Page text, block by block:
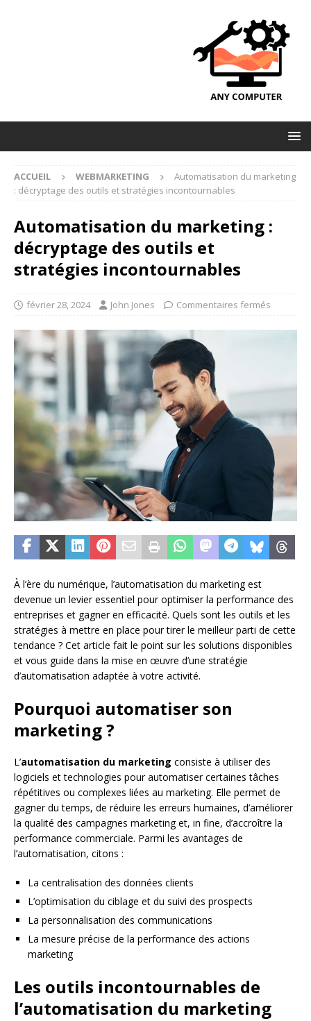
ACCUEIL WEBMARKETING
Automatisation du marketing
: décryptage des outils et stratégies incontournables
Automatisation du marketing :
décryptage des outils et
stratégies incontournables
février 28, 2024 John Jones Commentaires fermés
À l’ère du numérique, l’automatisation du marketing est
devenue un levier essentiel pour optimiser la performance des
entreprises et gagner en efficacité. Quels sont les outils et les
stratégies à mettre en place pour tirer le meilleur parti de cette
tendance ? Cet article fait le point sur les solutions disponibles
et vous guide dans la mise en œuvre d’une stratégie
d’automatisation adaptée à votre activité.
Pourquoi automatiser son
marketing ?
L’automatisation du marketing consiste à utiliser des
logiciels et technologies pour automatiser certaines tâches
répétitives ou complexes liées au marketing. Elle permet de
gagner du temps, de réduire les erreurs humaines, d’améliorer
la qualité des campagnes marketing et, in fine, d’accroître la
performance commerciale. Parmi les avantages de
l’automatisation, citons :
La centralisation des données clients
L’optimisation du ciblage et du suivi des prospects
La personnalisation des communications
La mesure précise de la performance des actions
marketing
Les outils incontournables de
l’automatisation du marketing